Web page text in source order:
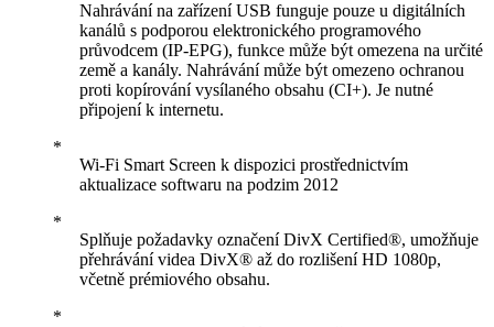
Nahrávání na zařízení USB funguje pouze u digitálních
kanálů s podporou elektronického programového
průvodcem (IP-EPG), funkce může být omezena na určité
země a kanály. Nahrávání může být omezeno ochranou
proti kopírování vysílaného obsahu (CI+). Je nutné
připojení k internetu.
Wi-Fi Smart Screen k dispozici prostřednictvím
aktualizace softwaru na podzim 2012
Splňuje požadavky označení DivX Certified®, umožňuje
přehrávání videa DivX® až do rozlišení HD 1080p,
včetně prémiového obsahu.